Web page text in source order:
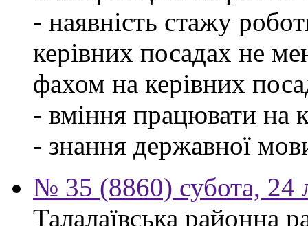
- наявність стажу
керівних посадах не
фахом на керівних
- вміння працювати на
- знання державної
№ 35 (8860) субота, 24
Талалаївська районна